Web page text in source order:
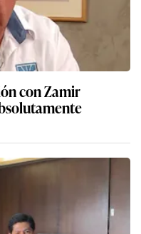
los testimonios
que complican